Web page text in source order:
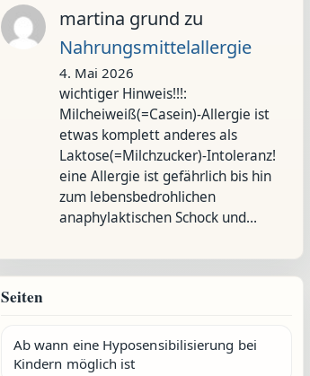
martina grund zu
Nahrungsmittelallergie
4. Mai 2026
wichtiger Hinweis!!!:
Milcheiweiß(=Casein)-Allergie ist
etwas komplett anderes als
Laktose(=Milchzucker)-Intoleranz!
eine Allergie ist gefährlich bis hin
zum lebensbedrohlichen
anaphylaktischen Schock und…
Seiten
Ab wann eine Hyposensibilisierung bei
Kindern möglich ist